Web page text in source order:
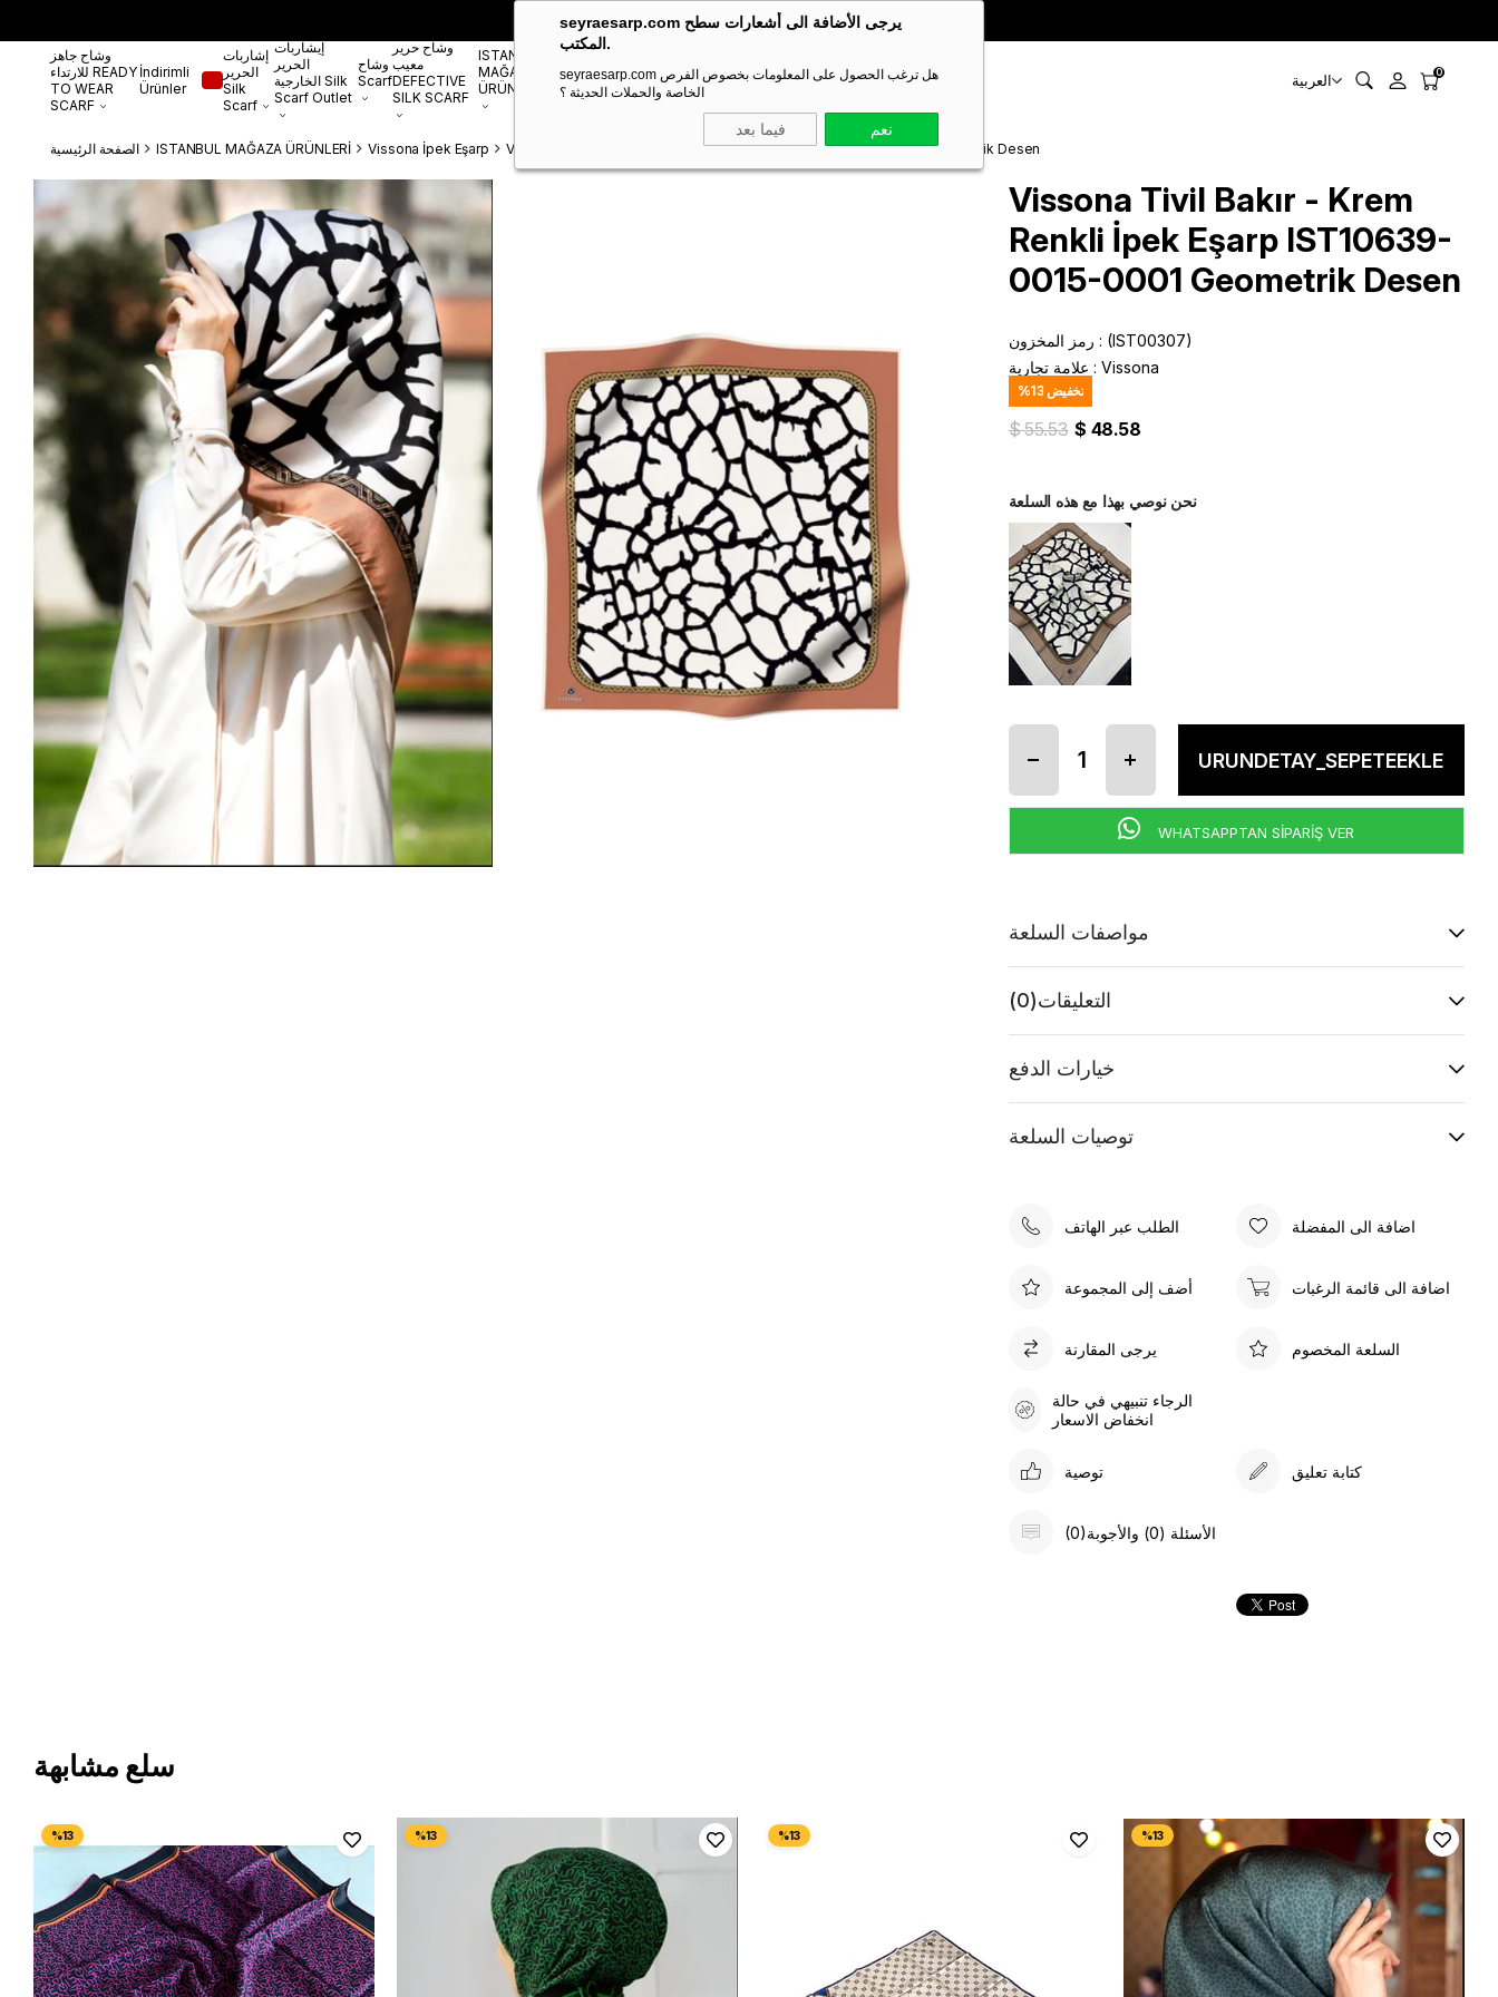
seyraesarp.com يرجى الأضافة الى أشعارات سطح
المكتب.
seyraesarp.com هل ترغب الحصول على المعلومات بخصوص الفرص
الخاصة والحملات الحديثة ؟
فيما بعد نعم
🎁 خصم خاص **10%** على طلبك الأول! الكود:SEYRA10
وشاح جاهز
للارتداء READY
TO WEAR
SCARF
İndirimli
Ürünler
إشاربات
الحرير
Silk
Scarf
إيشاربات
الحرير
الخارجية Silk
Scarf Outlet
وشاح
Scarf
وشاح حرير
معيب
DEFECTIVE
SILK SCARF
ISTANBUL
MAĞAZA
ÜRÜNLERİ
Shawl
مستلزمات
Scarf
Accessory
العربية 0
الصفحة الرئيسية ISTANBUL MAĞAZA ÜRÜNLERİ Vissona İpek Eşarp Vissona Tivil Bakır - Krem Renkli İpek Eşarp IST10639-0015-0001 Geometrik Desen
Vissona Tivil Bakır - Krem
Renkli İpek Eşarp IST10639-
0015-0001 Geometrik Desen
رمز المخزون
(IST00307)
علامة تجارية : Vissona
%13 تخفيض
$ 55.53 $ 48.58
نحن نوصي بهذا مع هذه السلعة
WHATSAPPTAN SİPARİŞ VER
مواصفات السلعة
التعليقات(0)
خيارات الدفع
توصيات السلعة
الطلب عبر الهاتف اضافة الى المفضلة
أضف إلى المجموعة اضافة الى قائمة الرغبات
يرجى المقارنة السلعة المخصوم
الرجاء تنبيهي في حالة
انخفاض الاسعار
توصية كتابة تعليق
(0)الأسئلة (0) والأجوبة
سلع مشابهة